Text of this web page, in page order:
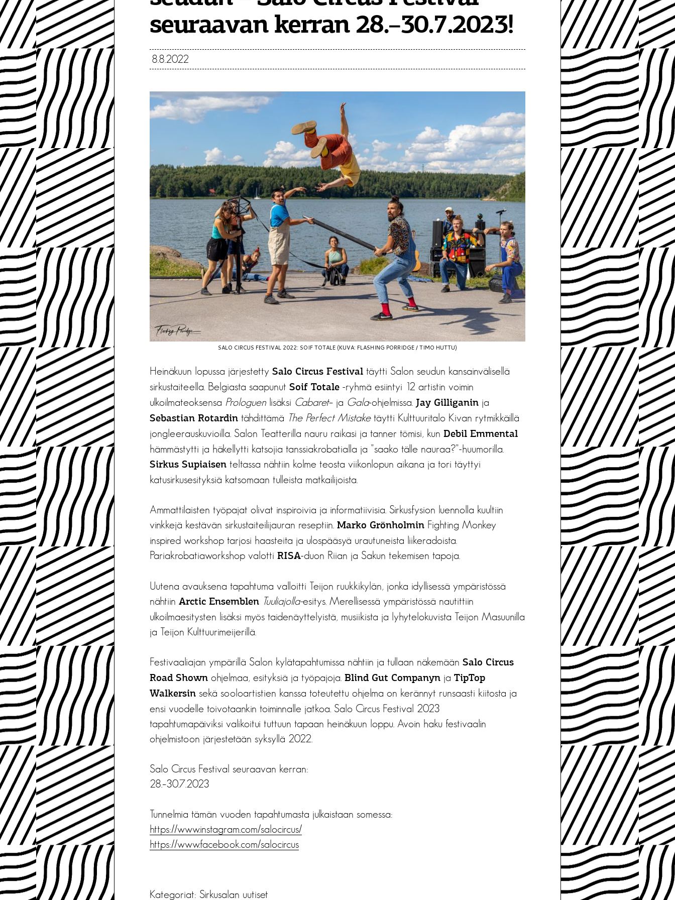
seuraavan kerran 28.–30.7.2023!
8.8.2022
SALO CIRCUS FESTIVAL 2022: SOIF TOTALE (KUVA: FLASHING PORRIDGE / TIMO HUTTU)
Heinäkuun lopussa järjestetty Salo Circus Festival täytti Salon seudun kansainvälisellä
sirkustaiteella. Belgiasta saapunut Soif Totale -ryhmä esiintyi 12 artistin voimin
ulkoilmateoksensa Prologuen lisäksi Cabaret– ja Gala-ohjelmissa. Jay Gilliganin ja
Sebastian Rotardin tähdittämä The Perfect Mistaketäytti Kulttuuritalo Kivan rytmikkäillä
jongleerauskuvioilla. Salon Teatterilla nauru raikasi ja tanner tömisi, kun Debil Emmental
hämmästytti ja häkellytti katsojia tanssiakrobatialla ja ”saako tälle nauraa?”-huumorilla.
Sirkus Supiaisen teltassa nähtiin kolme teosta viikonlopun aikana ja tori täyttyi
katusirkusesityksiä katsomaan tulleista matkailijoista.
Ammattilaisten työpajat olivat inspiroivia ja informatiivisia. Sirkusfysion luennolla kuultiin
vinkkejä kestävän sirkustaiteilijauran reseptiin. Marko Grönholmin Fighting Monkey
inspired workshop tarjosi haasteita ja ulospääsyä urautuneista liikeradoista.
Pariakrobatiaworkshop valotti RISA-duon Riian ja Sakun tekemisen tapoja.
Uutena avauksena tapahtuma valloitti Teijon ruukkikylän, jonka idyllisessä ympäristössä
nähtiin Arctic Ensemblen Tuuliajolla-esitys. Merellisessä ympäristössä nautittiin
ulkoilmaesitysten lisäksi myös taidenäyttelyistä, musiikista ja lyhytelokuvista Teijon Masuunilla
ja Teijon Kulttuurimeijerillä.
Festivaaliajan ympärillä Salon kylätapahtumissa nähtiin ja tullaan näkemään Salo Circus
Road Shown ohjelmaa, esityksiä ja työpajoja. Blind Gut Companyn ja TipTop
Walkersin sekä sooloartistien kanssa toteutettu ohjelma on kerännyt runsaasti kiitosta ja
ensi vuodelle toivotaankin toiminnalle jatkoa. Salo Circus Festival 2023
tapahtumapäiviksi valikoitui tuttuun tapaan heinäkuun loppu. Avoin haku festivaalin
ohjelmistoon järjestetään syksyllä 2022.
Salo Circus Festival seuraavan kerran:
28.–30.7.2023
Tunnelmia tämän vuoden tapahtumasta julkaistaan somessa:
https://www.instagram.com/salocircus/
https://www.facebook.com/salocircus
Kategoriat: Sirkusalan uutiset